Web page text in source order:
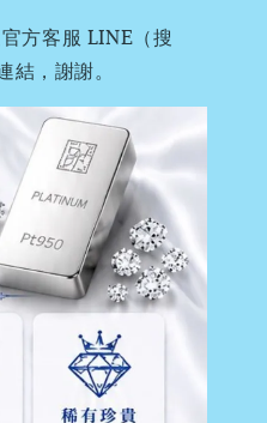
方客服 LINE（搜
，謝謝。